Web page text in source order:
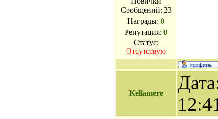
Сообщений: 23
Награды: 0
Репутация: 0
Статус:
Отсутствую
Kellamere